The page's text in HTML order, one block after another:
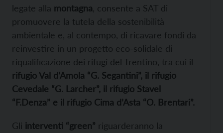
legate alla montagna , consente a SAT di
promuovere la tutela della sostenibilità
ambientale e, al contempo, di ricavare fondi da
reinvestire in un progetto eco-solidale di
riqualificazione dei rifugi del Trentino, tra cui il
rifugio Val d’Amola “G. Segantini”, il rifugio
Cevedale “G. Larcher”, il rifugio Stavel
“F.Denza” e il rifugio Cima d’Asta “O. Brentari”.
Gli interventi “green” riguarderanno la